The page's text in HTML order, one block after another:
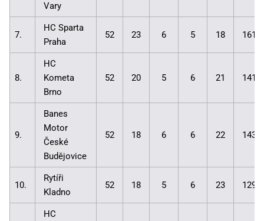
Vary
7.
HC Sparta
Praha
52 23 6 5 18
8.
HC
Kometa
Brno
52 20 5 6 21
9.
Banes
Motor
České
Budějovice
52 18 6 6 22
10.
Rytíři
Kladno
52 18 5 6 23
HC